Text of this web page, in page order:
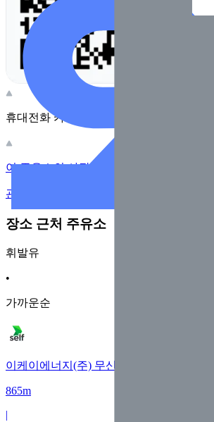
휴대전화 카메라로 찍어보세요
이 주유소의 사장님이신가요?
관리하기
장소 근처 주유소
휘발유
•
가까운순
이케이에너지(주) 무산주유소
865m
|